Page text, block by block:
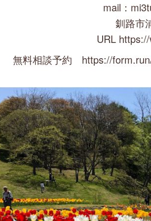
mail：
釧路市
URL
無料相談予約 https://